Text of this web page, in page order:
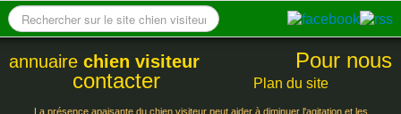
CONTACT
annuaire chien visiteur
Pour nous
contacter
Plan du site
La présence apaisante du chien visiteur peut aider à diminuer l'agitation et les